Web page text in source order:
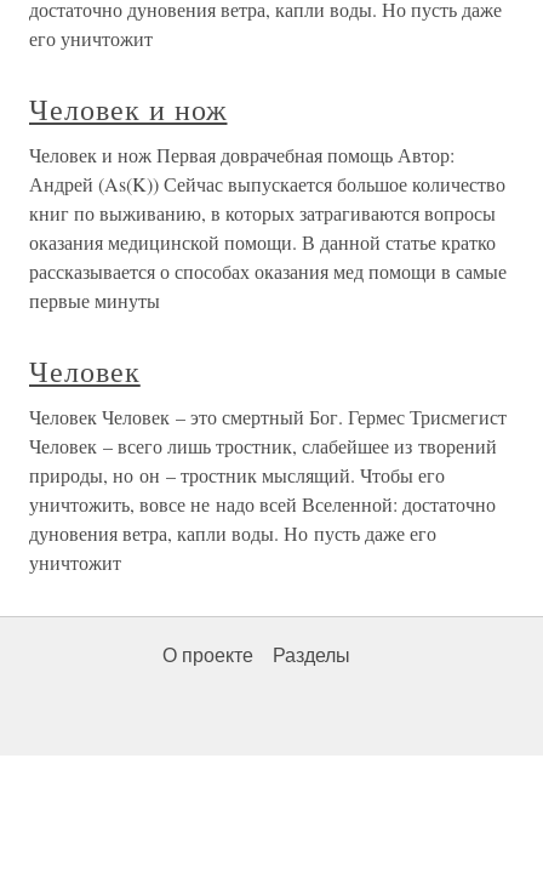
достаточно дуновения ветра, капли воды. Но пусть даже
его уничтожит
Человек и нож
Человек и нож Первая доврачебная помощь Автор:
Андрей (As(K)) Сейчас выпускается большое количество
книг по выживанию, в которых затрагиваются вопросы
оказания медицинской помощи. В данной статье кратко
рассказывается о способах оказания мед помощи в самые
первые минуты
Человек
Человек Человек – это смертный Бог. Гермес Трисмегист
Человек – всего лишь тростник, слабейшее из творений
природы, но он – тростник мыслящий. Чтобы его
уничтожить, вовсе не надо всей Вселенной: достаточно
дуновения ветра, капли воды. Но пусть даже его
уничтожит
О проекте Разделы